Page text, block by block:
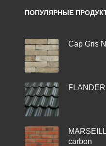
ПОПУЛЯРНЫЕ
Cap Gris
carbon